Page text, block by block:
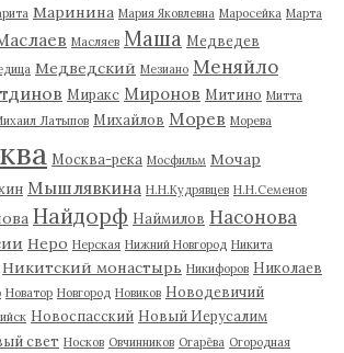
Маринина Мария Яковлевна Маросейка Марта
Масляев Маша Медведев
Медведский Мезиано Меняйло
Миракс Миронов Митино Митта
Латыпов Михайлов Морев Морева
Москва-река Мосфильм Мочар
Мышлявкина Н.Н.Кудрявцев Н.Н.Семенов
Найдорф Наймилов Насонова
Неро Нерская Нижний Новгород Никита
Никитский монастырь Никифоров Николаев
Новатор Новгород Новиков Новодевичий
Новоспасский Новый Иерусалим
свет Носков Овчинников Огарёва Огородная